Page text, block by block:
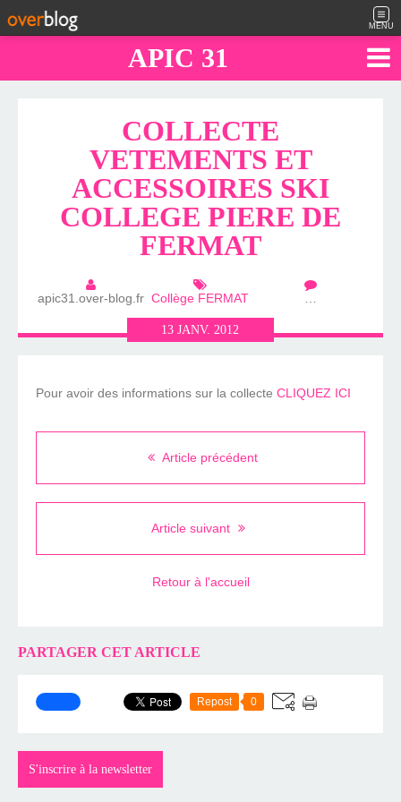
MENU
APIC 31
COLLECTE
VETEMENTS ET
ACCESSOIRES SKI
COLLEGE PIERE DE
FERMAT
apic31.over-blog.fr Collège FERMAT …
13JANV.2012
Pour avoir des informations sur la collecte CLIQUEZ ICI
Article précédent
Article suivant
Retour à l'accueil
PARTAGER CET ARTICLE
Repost 0
S'inscrire à la newsletter